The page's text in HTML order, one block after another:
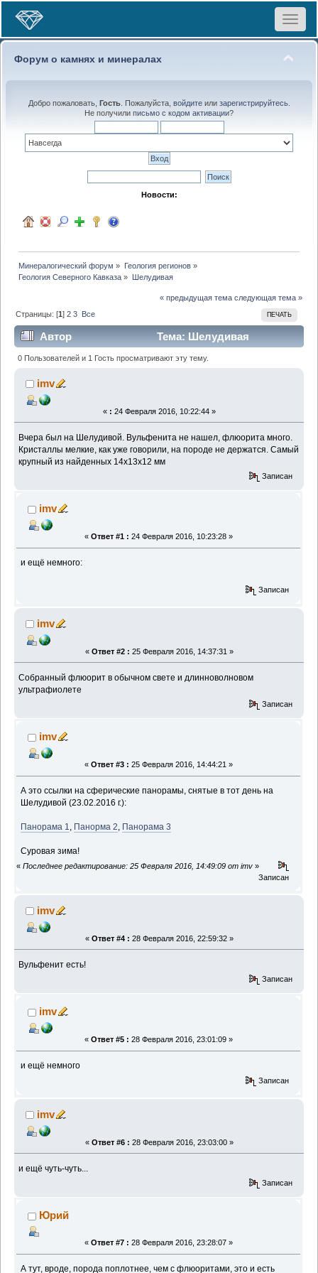
Toggle
Форум о камнях и минералах
Добро пожаловать, Гость. Пожалуйста, войдитеили зарегистрируйтесь.
Не получили письмо с кодом активации?
Новости:
Минералогический форум » Геология регионов»
Геология Северного Кавказа » Шелудивая
« предыдущая тема следующая тема »
ПЕЧАТЬ
Страницы: [1]2 3 Все
Автор
Тема: Шелудивая
(Прочитано 18776 раз)
0 Пользователей и 1 Гость просматривают эту тему.
imv
« : 24 Февраля 2016, 10:22:44 »
Вчера был на Шелудивой. Вульфенита не нашел, флюорита много.
Кристаллы мелкие, как уже говорили, на породе не держатся. Самый
крупный из найденных 14х13х12 мм
Записан
imv
« Ответ #1 : 24 Февраля 2016, 10:23:28 »
и ещё немного:
Записан
imv
« Ответ #2 : 25 Февраля 2016, 14:37:31 »
Собранный флюорит в обычном свете и длинноволновом
ультрафиолете
Записан
imv
« Ответ #3 : 25 Февраля 2016, 14:44:21 »
А это ссылки на сферические панорамы, снятые в тот день на
Шелудивой (23.02.2016 г.):
Панорама 1, Панорма 2, Панорама 3
Суровая зима!
« Последнее редактирование: 25 Февраля 2016, 14:49:09 от imv »
Записан
imv
« Ответ #4 : 28 Февраля 2016, 22:59:32 »
Вульфенит есть!
Записан
imv
« Ответ #5 : 28 Февраля 2016, 23:01:09 »
и ещё немного
Записан
imv
« Ответ #6 : 28 Февраля 2016, 23:03:00 »
и ещё чуть-чуть...
Записан
Юрий
« Ответ #7 : 28 Февраля 2016, 23:28:07 »
А тут, вроде, порода поплотнее, чем с флюоритами, это и есть